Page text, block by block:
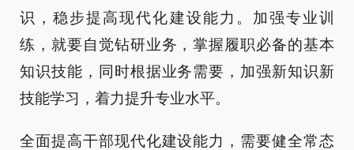
识，稳步提高现代化建设能力。加强专业训
练，就要自觉钻研业务，掌握履职必备的基本
知识技能，同时根据业务需要，加强新知识新
技能学习，着力提升专业水平。
全面提高干部现代化建设能力，需要健全常态